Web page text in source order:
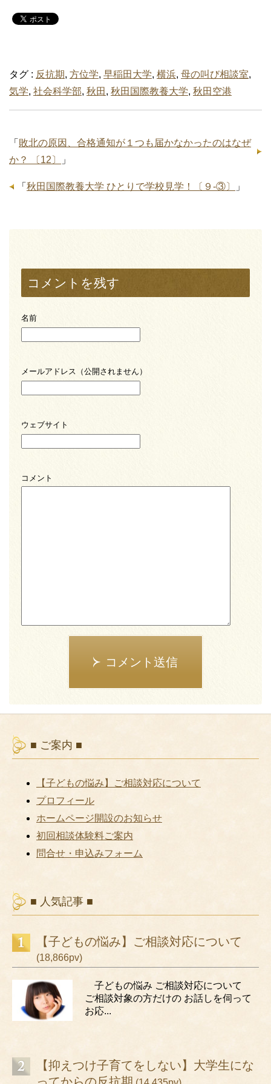
タグ : 反抗期, 方位学, 早稲田大学, 横浜, 母の叫び相談室,
気学, 社会科学部, 秋田 , 秋田国際教養大学, 秋田空港
「 敗北の原因、合格通知が１つも届かなかったのはなぜ
か？ 〔12〕
」
「 秋田国際教養大学 ひとりで学校見学！〔９-③〕 」
コメントを残す
名前
メールアドレス（公開されません）
ウェブサイト
コメント
コメント送信
■ ご案内 ■
【子どもの悩み】ご相談対応について
プロフィール
ホームページ開設のお知らせ
初回相談体験料ご案内
問合せ・申込みフォーム
■ 人気記事 ■
【子どもの悩み】ご相談対応について
(18,866pv)
子どもの悩み ご相談対応について
ご相談対象の方だけの お話しを伺って
お応...
【抑えつけ子育てをしない】大学生にな